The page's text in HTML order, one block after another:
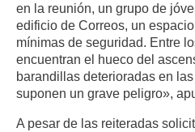
en la reunión, un grupo de
edificio de Correos, un
mínimas de seguridad. Entre
encuentran el hueco del
barandillas deterioradas en
suponen un grave peligro»,
A pesar de las reiteradas